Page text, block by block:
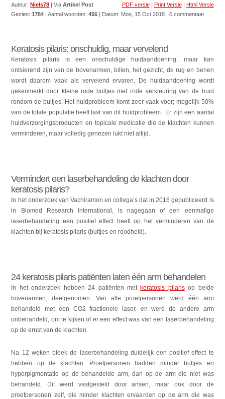
PDF versie| Print Versie| Html Versie
Auteur:Niels78 | ViaArtikel Post
Gezien:1784 | Aantal woorden:456 | Datum: Mon, 15 Oct 2018 | 0 commentaar
Keratosis pilaris: onschuldig, maar vervelend
Keratosis pilaris is een onschuldige huidaandoening, maar kan
ontsierend zijn van de bovenarmen, billen, het gezicht, de rug en benen
wordt daarom vaak als vervelend ervaren. De huidaandoening wordt
gekenmerkt door kleine rode bultjes met rode verkleuring van de huid
rondom de bultjes. Het huidprobleem komt zeer vaak voor; mogelijk 50%
van de totale populatie heeft last van dit huidprobleem. Er zijn een aantal
huidverzorgingsproducten en topicale medicatie die de klachten kunnen
verminderen, maar volledig genezen lukt niet altijd.
Vermindert een laserbehandeling de klachten door
keratosis pilaris?
In het onderzoek van Vachiramon en collega’s dat in 2016 gepubliceerd is
in Biomed Research International, is nagegaan of een eenmalige
laserbehandeling een positief effect heeft op het verminderen van de
klachten bij keratosis pilaris (bultjes en roodheid).
24 keratosis pilaris patiënten laten één arm behandelen
In het onderzoek hebben 24 patiënten metkeratosis pilarisop beide
bovenarmen, deelgenomen. Van alle proefpersonen werd één arm
behandeld met een CO2 fractionele laser, en werd de andere arm
onbehandeld, om te kijken of er een effect was van een laserbehandeling
op de ernst van de klachten.
Na 12 weken bleek de laserbehandeling duidelijk een positief effect te
hebben op de klachten. Proefpersonen hadden minder bultjes en
hyperpigmentatie op de behandelde arm, dan op de arm die niet was
behandeld. Dit werd vastgesteld door artsen, maar ook door de
proefpersonen zelf, die minder klachten ervaarden op de arm die was